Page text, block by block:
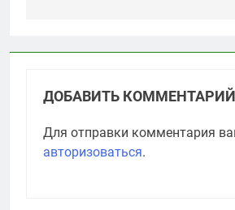
ДОБАВИТЬ КОММЕНТАРИЙ
Для отправки комментария
авторизоваться.